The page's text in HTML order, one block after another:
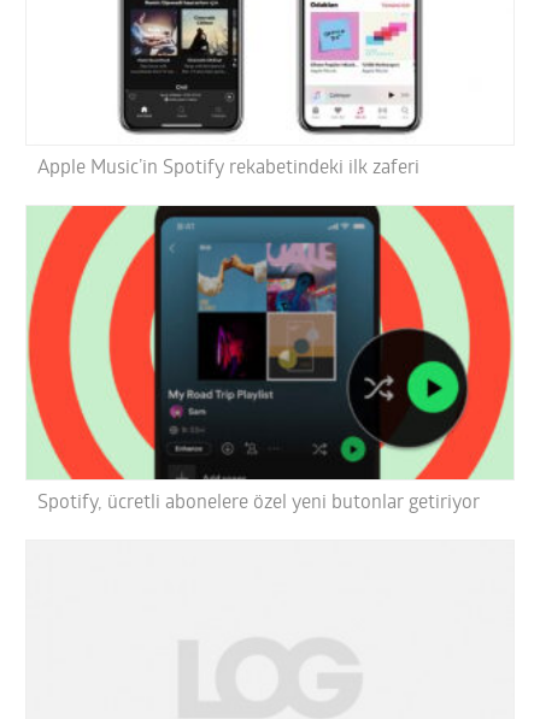
Apple Music’in Spotify rekabetindeki ilk zaferi
Spotify, ücretli abonelere özel yeni butonlar getiriyor